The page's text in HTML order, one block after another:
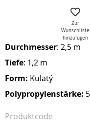
Zur
Wunschliste
hinzufügen
Durchmesser: 2,5 m
Tiefe: 1,2 m
Form: Kulatý
Polypropylenstärke:
Produktcode